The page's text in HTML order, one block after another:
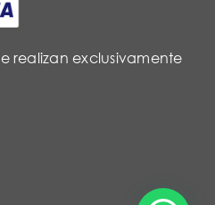
realizan exclusivamente